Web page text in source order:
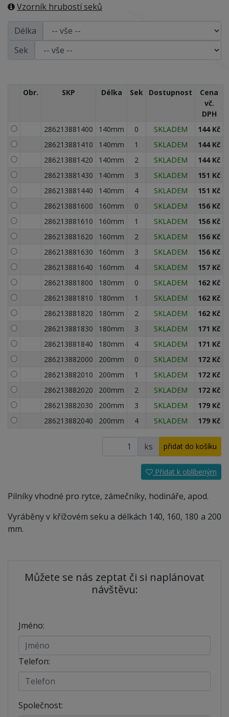
Vzorník hrubostí seků
Délka
Sek
Obr. SKP Délka Sek Dostupnost
Cena
vč.
DPH
286213881400
140mm 0 SKLADEM
144 Kč
286213881410
140mm 1 SKLADEM
144 Kč
286213881420
140mm 2 SKLADEM
144 Kč
286213881430
140mm 3 SKLADEM
151 Kč
286213881440
140mm 4 SKLADEM
151 Kč
286213881600
160mm 0 SKLADEM
156 Kč
286213881610
160mm 1 SKLADEM
156 Kč
286213881620
160mm 2 SKLADEM
156 Kč
286213881630
160mm 3 SKLADEM
156 Kč
286213881640
160mm 4 SKLADEM
157 Kč
286213881800
180mm 0 SKLADEM
162 Kč
286213881810
180mm 1 SKLADEM
162 Kč
286213881820
180mm 2 SKLADEM
162 Kč
286213881830
180mm 3 SKLADEM
171 Kč
286213881840
180mm 4 SKLADEM
171 Kč
286213882000
200mm 0 SKLADEM
172 Kč
286213882010
200mm 1 SKLADEM
172 Kč
286213882020
200mm 2 SKLADEM
172 Kč
286213882030
200mm 3 SKLADEM
179 Kč
286213882040
200mm 4 SKLADEM 179 Kč
ks
Přidat k oblíbeným
Pilníky vhodné pro rytce, zámečníky, hodináře, apod.
Vyráběny v křížovém seku a délkách 140, 160, 180 a 200
mm.
Můžete se nás zeptat či si naplánovat
návštěvu:
Jméno:
Telefon:
Společnost: